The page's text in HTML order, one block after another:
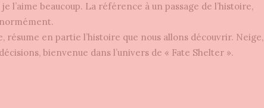
l’aime beaucoup. La référence à un passage de l’histoire,
résume en partie l’histoire que nous allons découvrir. Neige,
bienvenue dans l’univers de « Fate Shelter ».